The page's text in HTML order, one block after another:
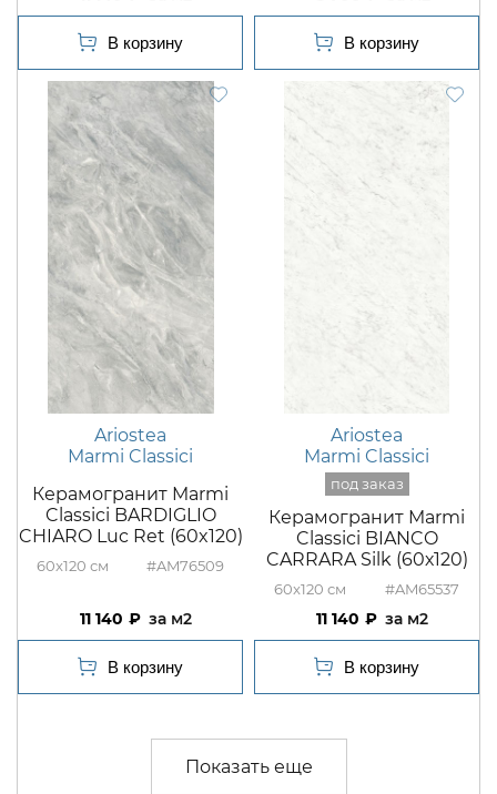
Ariostea
Marmi Classici
Керамогранит Marmi
Classici BARDIGLIO
CHIARO Luc Ret (60x120)
60x120 #AM76509
11 140 м2
Ariostea
Marmi Classici
Керамогранит Marmi
Classici BIANCO
CARRARA Silk (60х120)
60x120 #AM65537
11 140 м2